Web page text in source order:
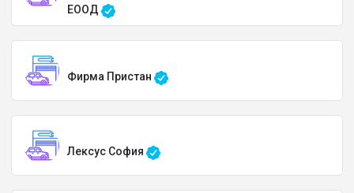
ЕООД
Фирма Пристан
Лексус София